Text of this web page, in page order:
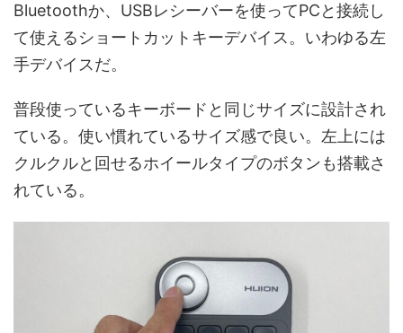
Bluetoothか、USBレシーバーを使ってPCと接続し
て使えるショートカットキーデバイス。いわゆる左
手デバイスだ。
普段使っているキーボードと同じサイズに設計され
ている。使い慣れているサイズ感で良い。左上には
クルクルと回せるホイールタイプのボタンも搭載さ
れている。